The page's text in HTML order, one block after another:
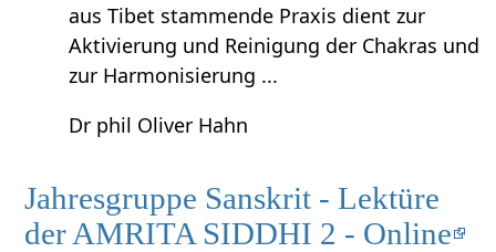
aus Tibet stammende Praxis dient zur
Aktivierung und Reinigung der Chakras und
zur Harmonisierung ...
Dr phil Oliver Hahn
Jahresgruppe Sanskrit - Lektüre
der AMRITA SIDDHI 2 - Online